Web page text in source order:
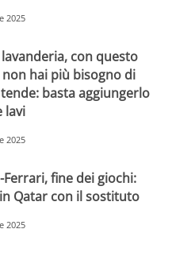
2025
con questo
hai più bisogno di
basta aggiungerlo
lavi
2025
fine dei giochi:
Qatar con il sostituto
2025